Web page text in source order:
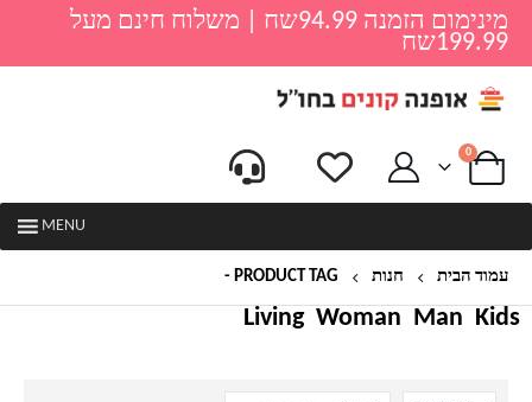
מינימום הזמנה 94.99שח | משלוח חינם מעל
199.99שח
0
MENU
עמוד הבית חנות PRODUCT TAG -
Kids
Man
Woman
Living